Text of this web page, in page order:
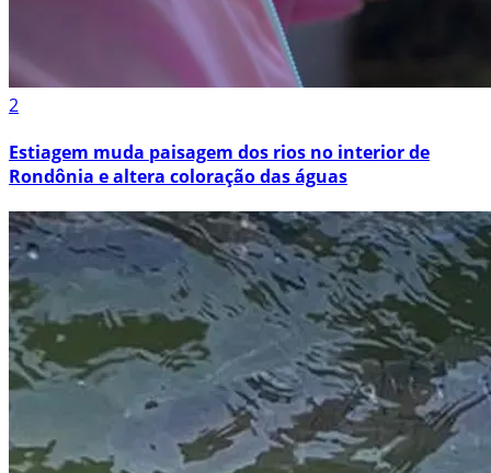
2
Estiagem muda paisagem dos rios no interior de
Rondônia e altera coloração das águas